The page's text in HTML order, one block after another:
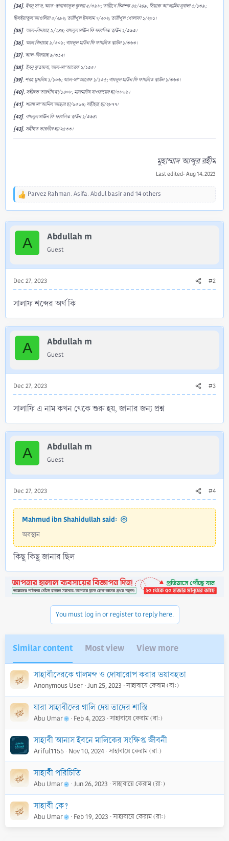
[34]. ইবনু সা‘দ, আত-ত্বাবাকাতুল কুবরা ৫/৩৯৮; তারীখে দিমাশ্ক ৪৫/২৪৯; সিয়ারু আ‘লামিন নুবালা ৫/১৩৯;
হিলইয়াতুল আওলিয়া ৫/২৯২; তারীখুল ইসলাম ৭/২০২; তারীখুল খোলাফা ১/২০১।
[35]. আল-বিদায়াহ ৯/২৪৪; বাযলুল মাঊন ফি ফাযলিত ত্বাউন ১/৩৬৩।
[36]. আল বিদায়াহ ৯/৩০৯; বাযলুল মাঊন ফি ফাযলিত ত্বাউন ১/৩৬৩।
[37]. আল-বিদায়াহ ৯/৩১২।
[38]. ইবনু কুতায়বা, আল-মা‘আরেফ ১/১৩৫।
[39]. শরহ মুসলিম ১/১০৬; আল-মা‘আরেফ ১/১৩৫; বাযলুল মাঊন ফি ফাযলিত ত্বাউন ১/৩৬৩।
[40]. সহীহুত তারগীব হা/১৪০৮; মাজমাউয যাওয়ায়েদ হা/৩৮৬৯।
[41]. শারহু মা‘আনিল আছার হা/৬৫৬৪; সহীহাহ হা/২৮৭৭।
[42]. বাযলুল মাঊন ফি ফাযলিত ত্বাউন ১/৩৬৪।
[43]. সহীহুত তারগীব হা/২৫৩৩।
মুহাম্মাদ আব্দুর রহীম
Last edited: Aug 14, 2023
R
o
s
:
Parvez Rahman, Asifa, Abdul basirand 14 others
A Abdullah m
Guest
Dec 27, 2023 #2
সালাফ শব্দের অর্থ কি
A Abdullah m
Guest
Dec 27, 2023 #3
সালাফি এ নাম কখন থেকে শুরু হয়, জানার জন্য প্রশ্ন
A Abdullah m
Guest
Dec 27, 2023 #4
Mahmud ibn Shahidullah said:
অবস্থান
কিছু কিছু জানার ছিল
You must log in or register to reply here.
Similar content Most view View more
সাহাবীদেরকে গালমন্দ ও দোষারোপ করার ভয়াবহতা
Anonymous User Jun 25, 2023 সাহাবায়ে কেরাম (রা:)
যারা সাহাবীদের গালি দেয় তাদের শাস্তি
Abu Umar Feb 4, 2023 সাহাবায়ে কেরাম (রা:)
সাহাবী আনাস ইবনে মালিকের সংক্ষিপ্ত জীবনী
Ariful1155 Nov 10, 2024 সাহাবায়ে কেরাম (রা:)
সাহাবী পরিচিতি
Abu Umar Jun 26, 2023 সাহাবায়ে কেরাম (রা:)
সাহাবী কে?
Abu Umar Feb 19, 2023 সাহাবায়ে কেরাম (রা:)